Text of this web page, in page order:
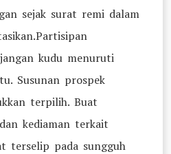
sejak surat remi dalam
kudu menuruti
Susunan prospek
terpilih. Buat
kediaman terkait
terselip pada sungguh